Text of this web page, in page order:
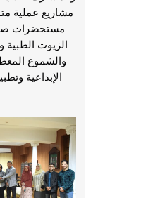
مشاريع عملية
مستحضرات
الزيوت الطبية
والشموع
الإبداعية